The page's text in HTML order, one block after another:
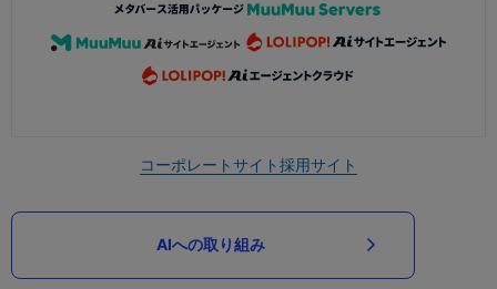
コーポレートサイト採用サイト
AIへの取り組み